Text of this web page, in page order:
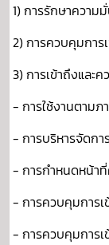
1) การรักษาควา
2) การควบคุมกา
3) การเข้าถึงและ
- การใช้งานตามภ
- การบริหารจัดกา
- การกำหนดหน้า
- การควบคุมการเ
- การควบคุมการ